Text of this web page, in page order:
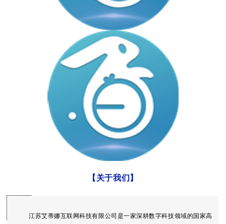
【关于我们 】
江苏艾蒂娜互联网科技有限公司是一家深耕数字科技领域的国家高